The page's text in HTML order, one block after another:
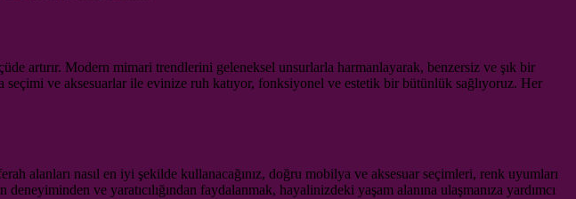
artırır. Modern mimari trendlerini geleneksel unsurlarla harmanlayarak, benzersiz ve şık bir
ve aksesuarlar ile evinize ruh katıyor, fonksiyonel ve estetik bir bütünlük sağlıyoruz. Her
alanları nasıl en iyi şekilde kullanacağınız, doğru mobilya ve aksesuar seçimleri, renk uyumları
ve yaratıcılığından faydalanmak, hayalinizdeki yaşam alanına ulaşmanıza yardımcı